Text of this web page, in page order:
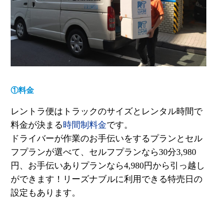
①料金
レントラ便はトラックのサイズとレンタル時間で
料金が決まる時間制料金です。
ドライバーが作業のお手伝いをするプランとセル
フプランが選べて、セルフプランなら30分3,980
円、お手伝いありプランなら4,980円から引っ越し
ができます！リーズナブルに利用できる特売日の
設定もあります。